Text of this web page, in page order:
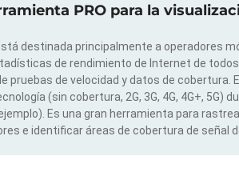
PRO para la
destinada principalmente a operadores
de rendimiento de Internet de
pruebas de velocidad y datos de cobertura.
(sin cobertura, 2G, 3G, 4G, 4G+, 5G)
Es una gran herramienta para
e identificar áreas de cobertura de señal